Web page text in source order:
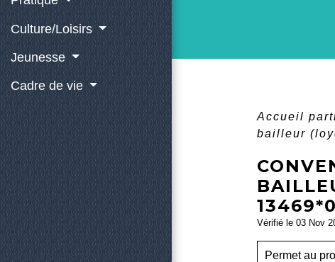
Culture/Loisirs
Jeunesse
Cadre de vie
Accueil
bailleur
Vérifié le 03 Nov
Permet au